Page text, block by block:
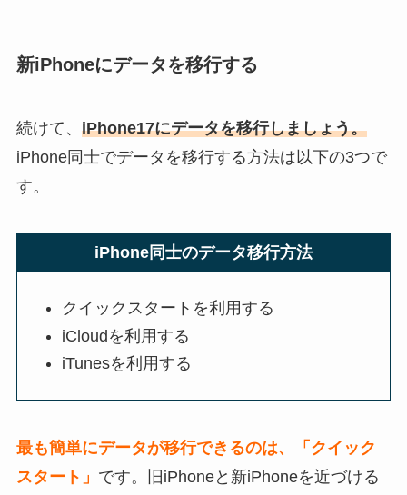
新iPhoneにデータを移行する
続けて、 iPhone17にデータを移行しましょう。
iPhone同士でデータを移行する方法は以下の3つで
す。
iPhone同士のデータ移行方法
クイックスタートを利用する
iCloudを利用する
iTunesを利用する
最も簡単にデータが移行できるのは、「クイック
スタート」 です。旧iPhoneと新iPhoneを近づける